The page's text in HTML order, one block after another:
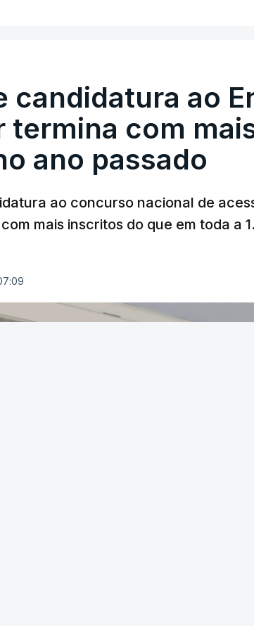
candidatura ao
termina com
ano passado
ao concurso nacional de
mais inscritos do que em toda a